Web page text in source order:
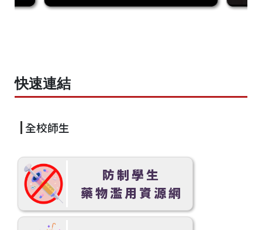
快速連結
全校師生
防制學生
藥物濫用資源網